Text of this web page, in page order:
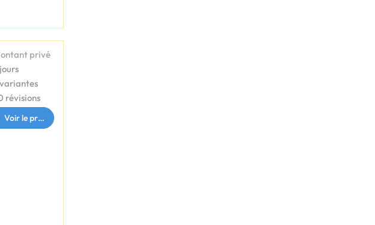
privé
révisions
Voir le profil